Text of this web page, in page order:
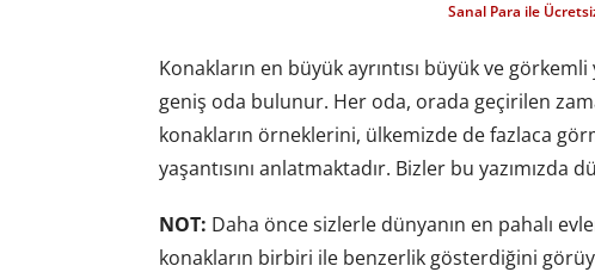
Sanal Para ile
Konakların en büyük ayrıntısı büyük ve
geniş oda bulunur. Her oda, orada geçirilen
konakların örneklerini, ülkemizde de fazlaca
yaşantısını anlatmaktadır. Bizler bu yazımızda
NOT: Daha önce sizlerle dünyanın en pahalı
konakların birbiri ile benzerlik gösterdiğini